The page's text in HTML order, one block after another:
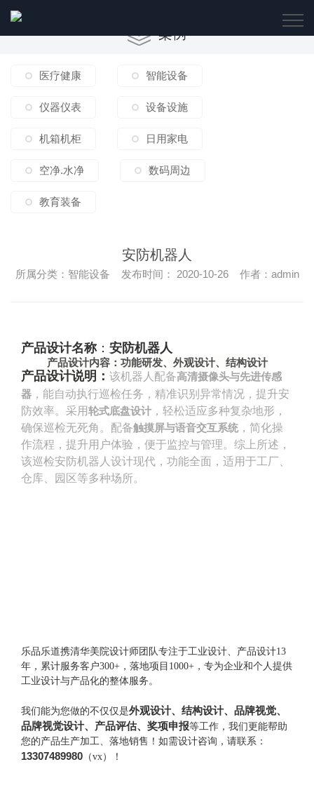
案例
医疗健康 智能设备
仪器仪表 设备设施
机箱机柜 日用家电
空净.水净 数码周边
教育装备
安防机器人
所属分类：智能设备 发布时间： 2020-10-26 作者：admin
产品设计名称 ： 安防机器人
产品设计内容： 功能研发、 外观设计、结构设计
产品设计说明 ： 该机器人配备‌高清摄像头与先进传感
器 ‌，能自动执行巡检任务，精准识别异常情况，提升安
防效率。采用‌轮式底盘设计 ‌，轻松适应多种复杂地形，
确保巡检无死角。配备‌触摸屏与语音交互系统‌，简化操
作流程，提升用户体验，便于监控与管理。综上所述，
该巡检安防机器人设计现代，功能全面，适用于工厂、
仓库、园区等多种场所。
乐品乐道携清华美院设计师团队专注于工业设计、产品设计13
年，累计服务客户300+，落地项目1000+，专为企业和个人提供
工业设计与产品化的整体服务。
我们能为您做的不仅仅是外观设计、结构设计、品牌视觉、
品牌视觉设计、产品评估、奖项申报等工作，我们更能帮助
您的产品生产加工、落地销售！如需设计咨询，请联系：
13307489980 （vx）！